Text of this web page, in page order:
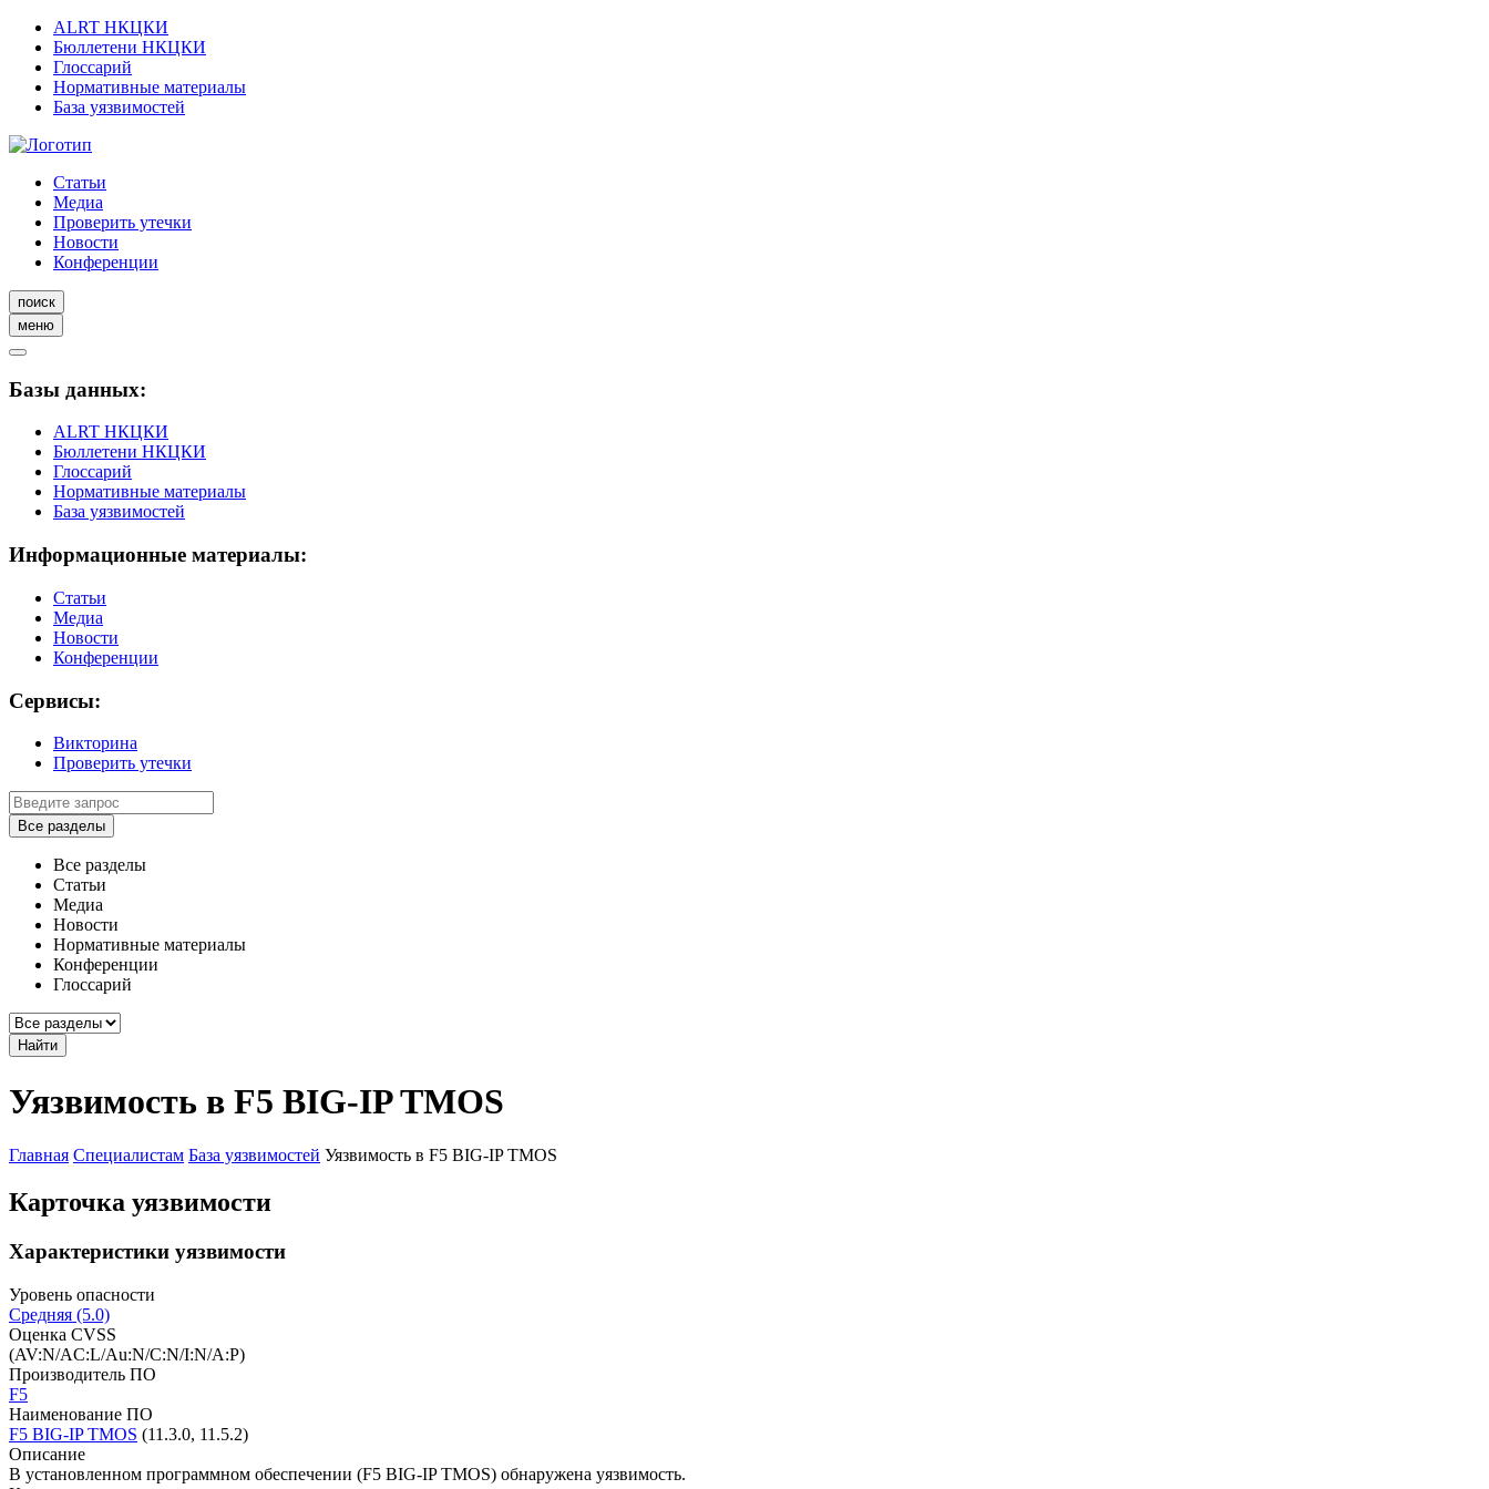
ALRT НКЦКИ
Бюллетени НКЦКИ
Глоссарий
Нормативные материалы
База уязвимостей
Статьи
Медиа
Проверить утечки
Новости
Конференции
поиск
меню
Базы данных:
ALRT НКЦКИ
Бюллетени НКЦКИ
Глоссарий
Нормативные материалы
База уязвимостей
Информационные материалы:
Статьи
Медиа
Новости
Конференции
Сервисы:
Викторина
Проверить утечки
Все разделы
Все разделы
Статьи
Медиа
Новости
Нормативные материалы
Конференции
Глоссарий
Найти
Уязвимость в F5 BIG-IP TMOS
Главная Специалистам База уязвимостей Уязвимость в F5 BIG-IP TMOS
Карточка уязвимости
Характеристики уязвимости
Уровень опасности
Средняя (5.0)
Оценка CVSS
(AV:N/AC:L/Au:N/C:N/I:N/A:P)
Производитель ПО
F5
Наименование ПО
F5 BIG-IP TMOS (11.3.0, 11.5.2)
Описание
В установленном программном обеспечении (F5 BIG-IP TMOS) обнаружена уязвимость.